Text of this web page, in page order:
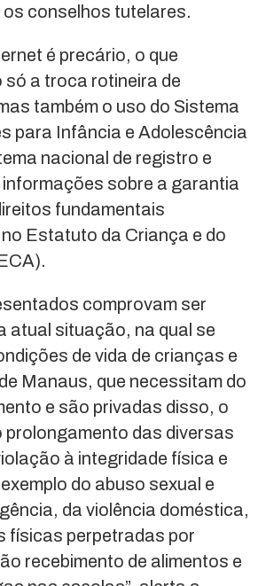
conselhos tutelares.
é precário, o que
só a troca rotineira de
também o uso do Sistema
para Infância e Adolescência
nacional de registro e
sobre a garantia
fundamentais
Estatuto da Criança e do
comprovam ser
atual situação, na qual se
de vida de crianças e
Manaus, que necessitam do
e são privadas disso, o
prolongamento das diversas
à integridade física e
do abuso sexual e
da violência doméstica,
físicas perpetradas por
recebimento de alimentos e